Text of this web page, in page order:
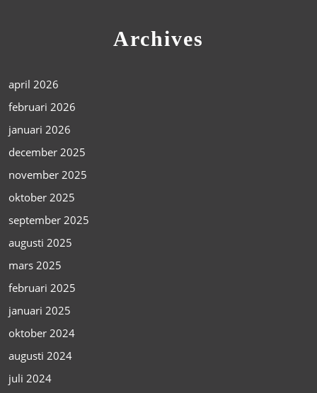
Archives
april 2026
februari 2026
januari 2026
december 2025
november 2025
oktober 2025
september 2025
augusti 2025
mars 2025
februari 2025
januari 2025
oktober 2024
augusti 2024
juli 2024